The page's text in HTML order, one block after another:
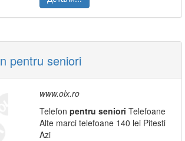
pentru seniori
www.olx.ro
Telefon pentru seniori Telefoane
Alte marci telefoane 140 lei Pitesti
Azi